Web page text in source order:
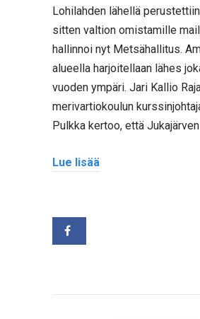
Lohilahden lähellä
sitten valtion omistamille
hallinnoi nyt Metsähallitus.
alueella harjoitellaan lähes
vuoden ympäri. Jari Kallio
merivartiokoulun
Pulkka kertoo, että Jukajärven
Lue lisää